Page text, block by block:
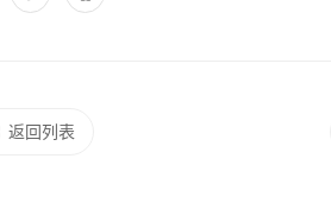
返回列表